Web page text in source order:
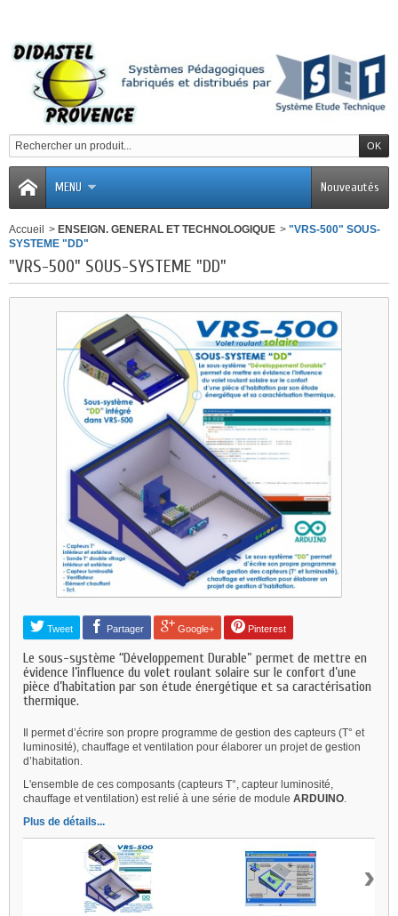
MENU Nouveautés
Accueil > ENSEIGN. GENERAL ET TECHNOLOGIQUE > "VRS-500" SOUS-
SYSTEME "DD"
"VRS-500" SOUS-SYSTEME "DD"
Tweet Partager Google+ Pinterest
Le sous-système “Développement Durable” permet de mettre en
évidence l’influence du volet roulant solaire sur le confort d’une
pièce d’habitation par son étude énergétique et sa caractérisation
thermique.
Il permet d’écrire son propre programme de gestion des capteurs (T° et
luminosité), chauffage et ventilation pour élaborer un projet de gestion
d’habitation.
L'ensemble de ces composants (capteurs T°, capteur luminosité,
chauffage et ventilation) est relié à une série de module ARDUINO.
Plus de détails...
›